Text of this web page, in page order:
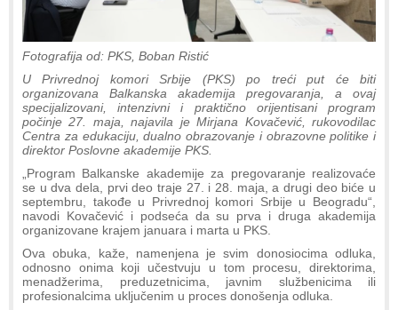
Fotografija od: PKS, Boban Ristić
U Privrednoj komori Srbije (PKS) po treći put će biti
organizovana Balkanska akademija pregovaranja, a ovaj
specijalizovani, intenzivni i praktično orijentisani program
počinje 27. maja, najavila je Mirjana Kovačević, rukovodilac
Centra za edukaciju, dualno obrazovanje i obrazovne politike i
direktor Poslovne akademije PKS.
„Program Balkanske akademije za pregovaranje realizovaće
se u dva dela, prvi deo traje 27. i 28. maja, a drugi deo biće u
septembru, takođe u Privrednoj komori Srbije u Beogradu“,
navodi Kovačević i podseća da su prva i druga akademija
organizovane krajem januara i marta u PKS.
Ova obuka, kaže, namenjena je svim donosiocima odluka,
odnosno onima koji učestvuju u tom procesu, direktorima,
menadžerima, preduzetnicima, javnim službenicima ili
profesionalcima uključenim u proces donošenja odluka.